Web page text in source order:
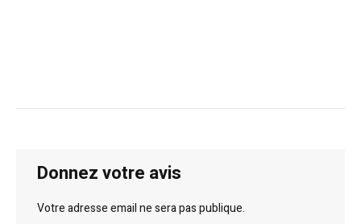
Donnez votre avis
Votre adresse email ne sera pas publique.